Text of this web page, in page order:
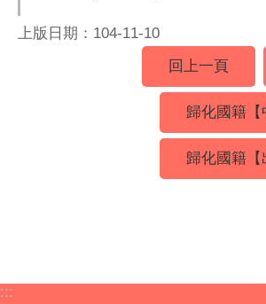
上版日期：104-11-10
回上一頁
歸化國籍
歸化國籍
:::